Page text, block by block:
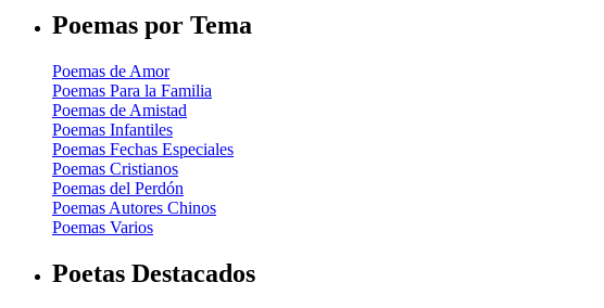
Poemas por Tema
Poemas de Amor
Poemas Para la Familia
Poemas de Amistad
Poemas Infantiles
Poemas Fechas Especiales
Poemas Cristianos
Poemas del Perdón
Poemas Autores Chinos
Poemas Varios
Poetas Destacados